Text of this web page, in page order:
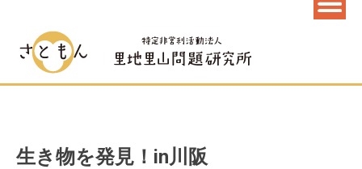
生き物を発見！in川阪